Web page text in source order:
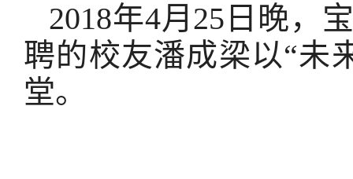
2018年4月25日晚，
聘的校友潘成梁以“未
堂。